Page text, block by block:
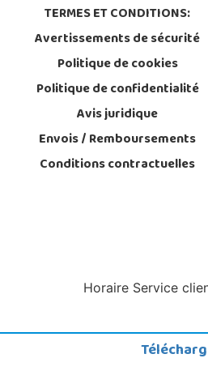
TERMES ET CONDITIONS:
Avertissements de sécurité
Politique de cookies
Politique de confidentialité
Avis juridique
Envois / Remboursements
Conditions contractuelles
Horaire Service